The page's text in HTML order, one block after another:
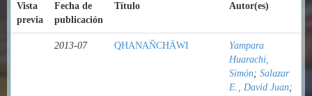
Vista
previa
Fecha de
publicación
Título Autor(es)
2013-07 QHANAÑCHÄWI
Yampara
Huarachi,
Simón; Salazar
E., David Juan;